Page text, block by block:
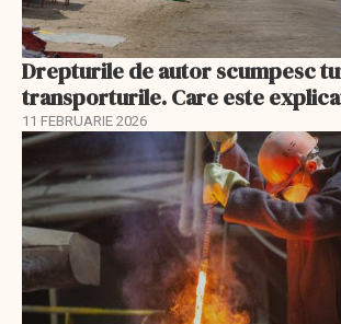
Drepturile de autor scumpesc
transporturile. Care este
11 FEBRUARIE 2026